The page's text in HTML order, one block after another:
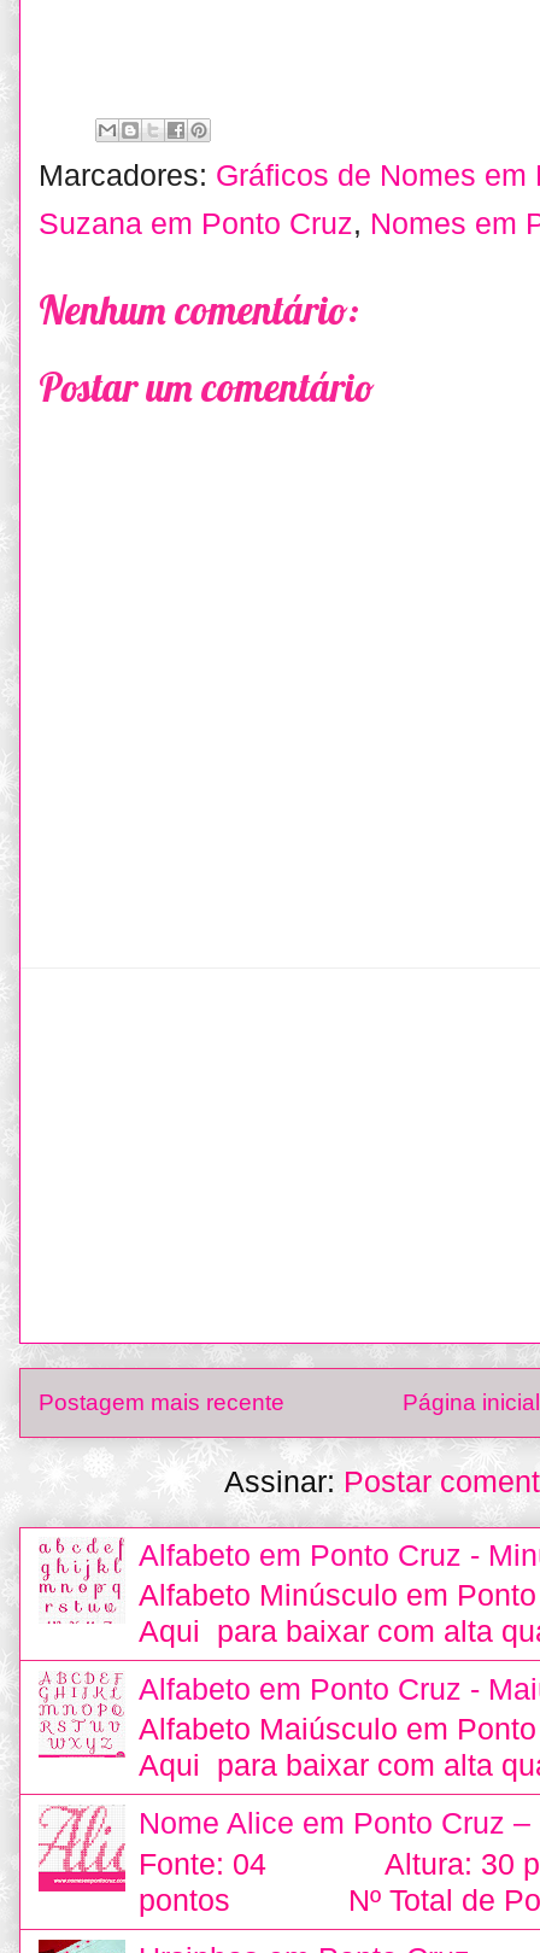
Marcadores: Gráficos de Nomes em
Suzana em Ponto Cruz, Nomes em
Nenhum comentário:
Postar um comentário
Postagem mais recente Página inicial
Assinar: Postar
Alfabeto em Ponto Cruz -
Alfabeto Minúsculo em
Aqui para baixar com alta
Alfabeto em Ponto Cruz -
Alfabeto Maiúsculo em
Aqui para baixar com alta
Nome Alice em Ponto Cruz –
Fonte: 04 Altura: 30
pontos Nº Total de